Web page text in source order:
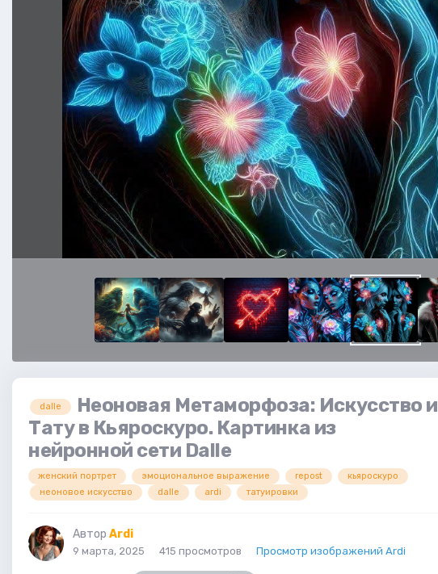
dalle
Неоновая Метаморфоза: Искусство и
Тату в Кьяроскуро. Картинка из
нейронной сети Dalle
женский портрет эмоциональное выражение repost
кьяроскуро
неоновое искусство
dalle ardi татуировки
Автор Ardi
9 марта, 2025 415 просмотров Просмотр изображений Ardi